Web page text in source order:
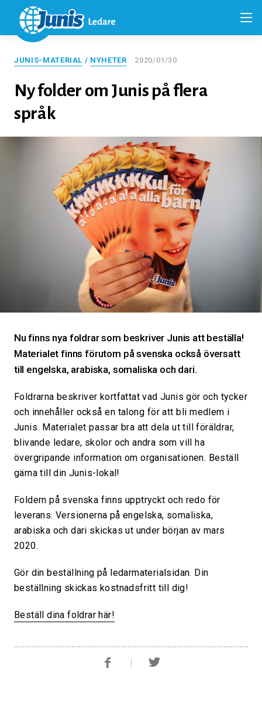
JUNIS-MATERIAL / NYHETER 2020/01/30
Ny folder om Junis på flera
språk
Nu finns nya foldrar som beskriver Junis att beställa!
Materialet finns förutom på svenska också översatt
till engelska, arabiska, somaliska och dari.
Foldrarna beskriver kortfattat vad Junis gör och tycker
och innehåller också en talong för att bli medlem i
Junis. Materialetpassar bra att dela ut till föräldrar,
blivande ledare, skolor och andra som vill ha
övergripande information om organisationen. Beställ
gärna till din Junis-lokal!
Foldern på svenska finns upptryckt och redo för
leverans. Versionerna på engelska, somaliska,
arabiska och dari skickas ut under början av mars
2020.
Gör din beställning på ledarmaterialsidan. Din
beställning skickas kostnadsfritt till dig!
Beställ dina foldrar här!